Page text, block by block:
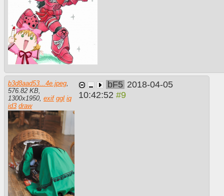
b3d8aad53...4e.jpeg
576.82 KB
1300x1950 exif ggl iq
id3 draw
bF5 2018-04-05
10:42:52